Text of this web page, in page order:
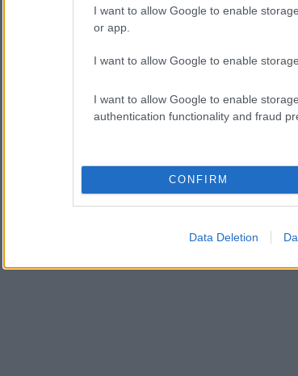
I want to allow Google to enable
or app.
I want to allow Google to enable
I want to allow Google to enable
authentication functionality and fraud
CONFIRM
Data Deletion